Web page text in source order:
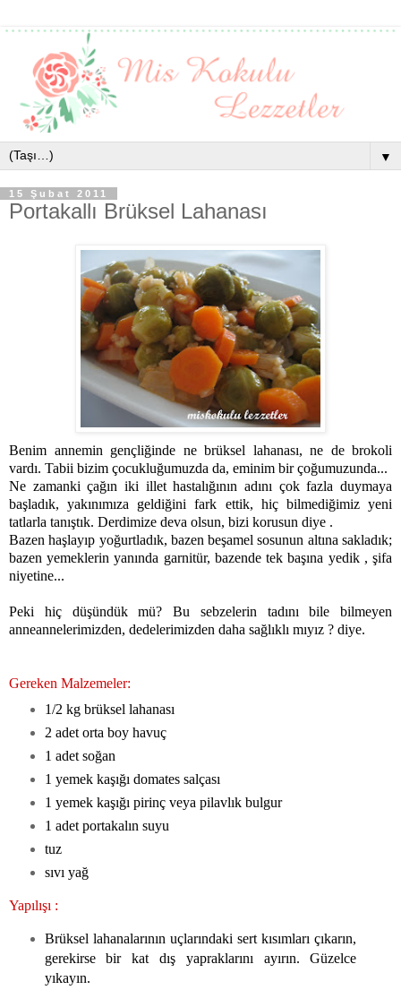
▼
15 Şubat 2011
Portakallı Brüksel Lahanası
Benim annemin gençliğinde ne brüksel lahanası, ne de brokoli
vardı. Tabii bizim çocukluğumuzda da, eminim bir çoğumuzunda...
Ne zamanki çağın iki illet hastalığının adını çok fazla duymaya
başladık, yakınımıza geldiğini fark ettik, hiç bilmediğimiz yeni
tatlarla tanıştık. Derdimize deva olsun, bizi korusun diye .
Bazen haşlayıp yoğurtladık, bazen beşamel sosunun altına sakladık;
bazen yemeklerin yanında garnitür, bazende tek başına yedik , şifa
niyetine...
Peki hiç düşündük mü? Bu sebzelerin tadını bile bilmeyen
anneannelerimizden, dedelerimizden daha sağlıklı mıyız ? diye.
Gereken Malzemeler:
1/2 kg brüksel lahanası
2 adet orta boy havuç
1 adet soğan
1 yemek kaşığı domates salçası
1 yemek kaşığı pirinç veya pilavlık bulgur
1 adet portakalın suyu
tuz
sıvı yağ
Yapılışı :
Brüksel lahanalarının uçlarındaki sert kısımları çıkarın,
gerekirse bir kat dış yapraklarını ayırın. Güzelce
yıkayın.